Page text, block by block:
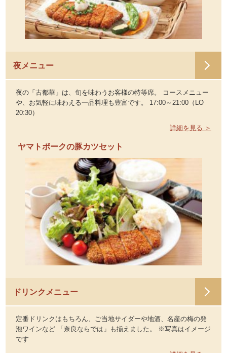
夜メニュー
夜の「古都華」は、旬を味わうお客様の特等席。 コースメニュー
や、お気軽に味わえる一品料理も豊富です。 17:00～21:00（LO
20:30）
詳細を見る ＞
ヤマトポークの豚カツセット
ドリンクメニュー
定番ドリンクはもちろん、ご当地サイダーや地酒、名産の梅の発
泡ワインなど 「奈良ならでは」も揃えました。 ※写真はイメージ
です